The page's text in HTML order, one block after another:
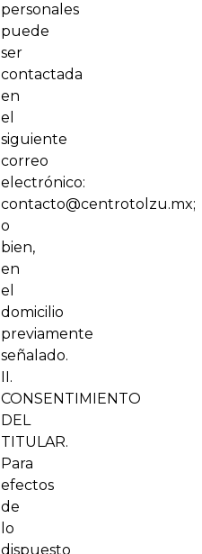
personales
puede
ser
contactada
en
el
siguiente
correo
electrónico:
contacto@centrotolzu.mx;
o
bien,
en
el
domicilio
previamente
señalado.
II.
CONSENTIMIENTO
DEL
TITULAR.
Para
efectos
de
lo
dispuesto